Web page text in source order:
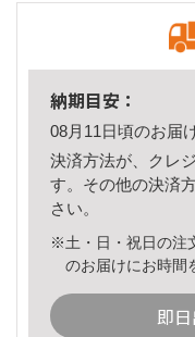
納期目安：
08月11日頃のお届
決済方法が、クレ
す。その他の決済
さい。
※土・日・祝日の注
のお届けにお時間
即